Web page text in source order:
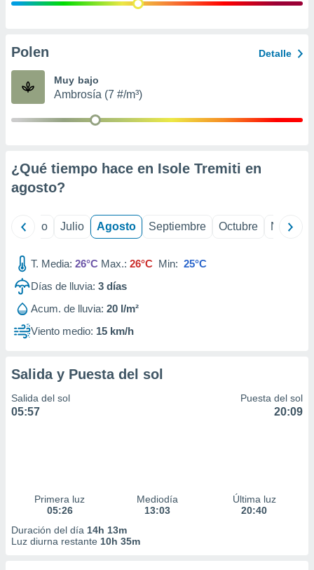
e
publicidad
Polen Detalle
Muy bajo
Ambrosía (7 #/m³)
¿Qué tiempo hace en Isole Tremiti en
agosto?
Junio Julio Agosto Septiembre Octubre
T. Media: 26°C Max.: 26°C Min: 25°C
Días de lluvia: 3 días
Acum. de lluvia: 20 l/m²
Viento medio: 15 km/h
Salida y Puesta del sol
Salida del sol
05:57
Puesta del sol
20:09
Primera luz
05:26
Mediodía
13:03
Última luz
20:40
Duración del día 14h 13m
Luz diurna restante 10h 35m